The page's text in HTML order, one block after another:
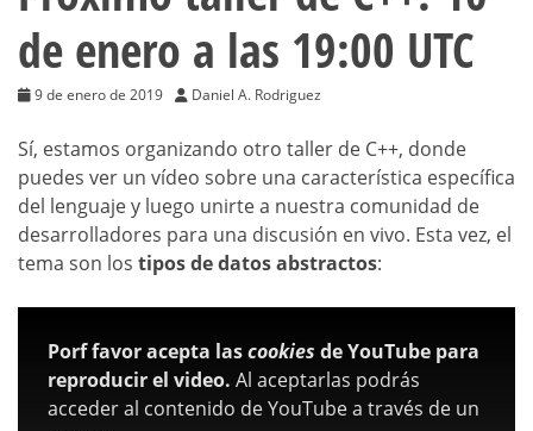
de enero a las 19:00 UTC
9 de enero de 2019 Daniel A. Rodriguez
Sí, estamos organizando otro taller de C++, donde
puedes ver un vídeo sobre una característica específica
del lenguaje y luego unirte a nuestra comunidad de
desarrolladores para una discusión en vivo. Esta vez, el
tema son los tipos de datos abstractos:
Porf favor acepta lascookies de YouTube para
reproducir el video. Al aceptarlas podrás
acceder al contenido de YouTube a través de un